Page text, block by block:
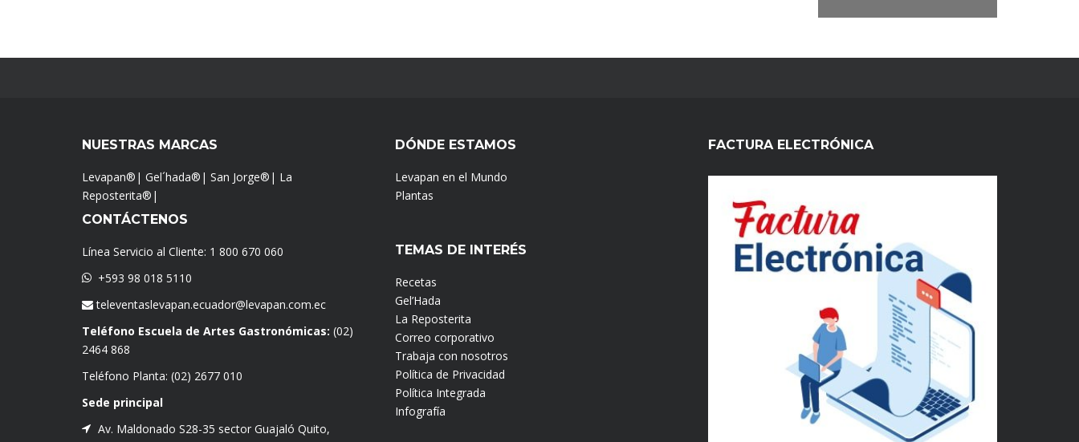
NUESTRAS MARCAS
Levapan® | Gel´hada® | San Jorge® | La
Reposterita® |
CONTÁCTENOS
Línea Servicio al Cliente: 1 800 670 060
+593 98 018 5110
televentaslevapan.ecuador@levapan.com.ec
Teléfono Escuela de Artes Gastronómicas: (02)
2464 868
Teléfono Planta: (02) 2677 010
Sede principal
Av. Maldonado S28-35 sector Guajaló Quito,
DÓNDE ESTAMOS
Levapan en el Mundo
Plantas
TEMAS DE INTERÉS
Recetas
Gel’Hada
La Reposterita
Correo corporativo
Trabaja con nosotros
Política de Privacidad
Política Integrada
Infografía
FACTURA ELECTRÓNICA